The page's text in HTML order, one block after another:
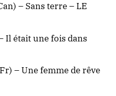
– Sans terre – LE
Il était une fois dans
– Une femme de rêve